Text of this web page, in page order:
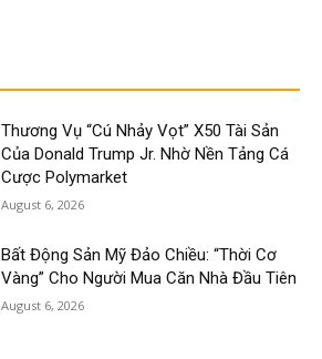
Thương Vụ “Cú Nhảy Vọt” X50 Tài Sản
Của Donald Trump Jr. Nhờ Nền Tảng Cá
Cược Polymarket
August 6, 2026
Bất Động Sản Mỹ Đảo Chiều: “Thời Cơ
Vàng” Cho Người Mua Căn Nhà Đầu Tiên
August 6, 2026